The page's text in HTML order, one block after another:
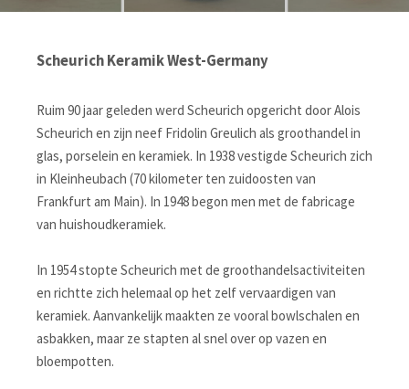
Scheurich Keramik West-Germany
Ruim 90 jaar geleden werd Scheurich opgericht door Alois
Scheurich en zijn neef Fridolin Greulich als groothandel in
glas, porselein en keramiek. In 1938 vestigde Scheurich zich
in Kleinheubach (70 kilometer ten zuidoosten van
Frankfurt am Main). In 1948 begon men met de fabricage
van huishoudkeramiek.
In 1954 stopte Scheurich met de groothandelsactiviteiten
en richtte zich helemaal op het zelf vervaardigen van
keramiek. Aanvankelijk maakten ze vooral bowlschalen en
asbakken, maar ze stapten al snel over op vazen en
bloempotten.